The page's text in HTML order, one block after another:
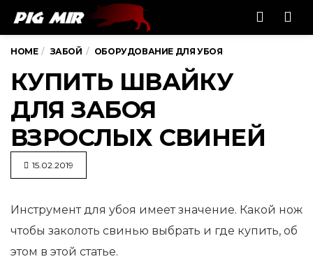
HOME ЗАБОЙ ОБОРУДОВАНИЕ ДЛЯ УБОЯ
КУПИТЬ ШВАЙКУ
ДЛЯ ЗАБОЯ
ВЗРОСЛЫХ СВИНЕЙ
15.02.2019
Инструмент для убоя имеет значение. Какой нож
чтобы заколоть свинью выбрать и где купить, об
этом в этой статье.